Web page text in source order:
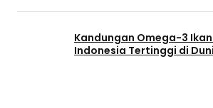
Kandungan Omega-3
Indonesia Tertinggi di